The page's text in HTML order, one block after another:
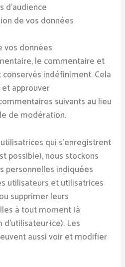
d’audience
de vos données
vos données
le commentaire et
indéfiniment. Cela
approuver
suivants au lieu
de modération.
qui s’enregistrent
possible), nous stockons
personnelles indiquées
utilisateurs et utilisatrices
supprimer leurs
à tout moment (à
Les
aussi voir et modifier